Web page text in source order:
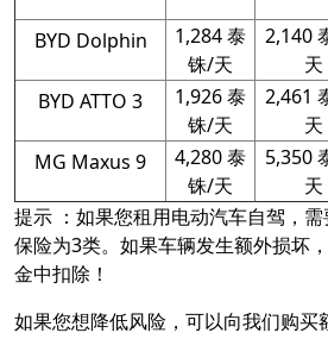
BYD Dolphin
1,284 泰
铢/天
2,140
天
BYD ATTO 3
1,926 泰
铢/天
2,461
天
MG Maxus 9
4,280 泰
铢/天
5,350
天
提示 ：如果您租用电动汽车自驾，
保险为3类。如果车辆发生额外损坏
金中扣除！
如果您想降低风险，可以向我们购买